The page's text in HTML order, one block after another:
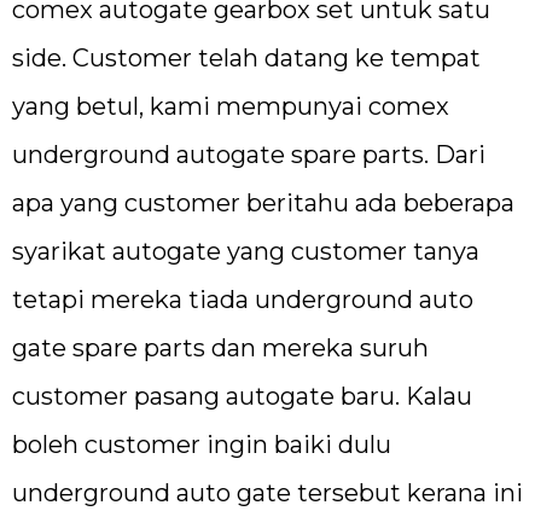
comex autogate gearbox set untuk satu
side. Customer telah datang ke tempat
yang betul, kami mempunyai comex
underground autogate spare parts. Dari
apa yang customer beritahu ada beberapa
syarikat autogate yang customer tanya
tetapi mereka tiada underground auto
gate spare parts dan mereka suruh
customer pasang autogate baru. Kalau
boleh customer ingin baiki dulu
underground auto gate tersebut kerana ini